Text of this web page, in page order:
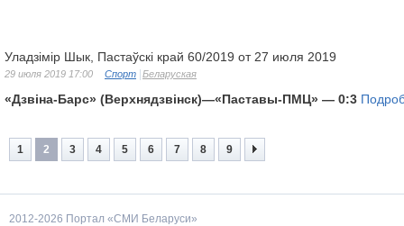
Уладзімір Шык, Пастаўскі край 60/2019 от 27 июля 2019
29 июля 2019 17:00 Спорт Беларуская
«Дзвіна-Барс» (Верхнядзвінск)—«Паставы-ПМЦ» — 0:3
1 2 3 4 5 6 7 8 9
2012-2026 Портал «СМИ Беларуси»